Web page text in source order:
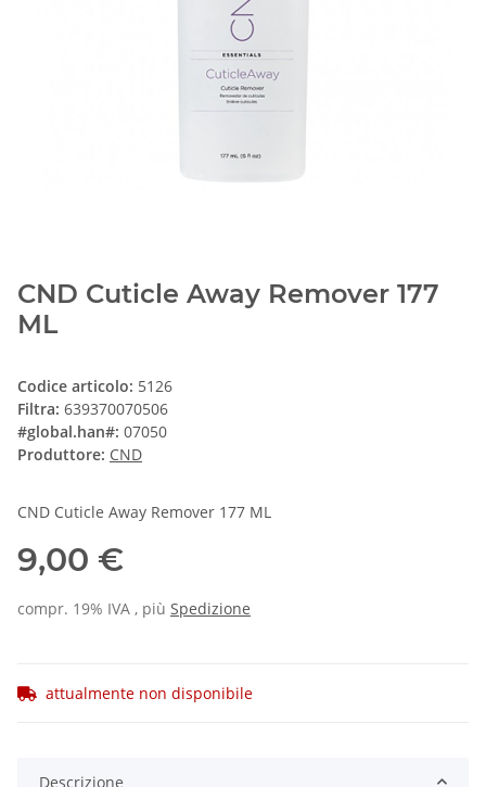
CND Cuticle Away Remover 177
ML
Codice articolo: 5126
Filtra: 639370070506
#global.han#: 07050
Produttore: CND
CND Cuticle Away Remover 177 ML
9,00 €
compr. 19% IVA , più Spedizione
attualmente non disponibile
Descrizione